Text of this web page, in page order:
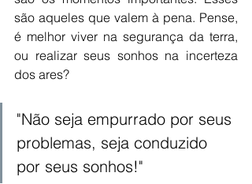
são aqueles que valem à pena. Pense,
é melhor viver na segurança da terra,
ou realizar seus sonhos na incerteza
dos ares?
"Não seja empurrado por seus
problemas, seja conduzido
por seus sonhos!"